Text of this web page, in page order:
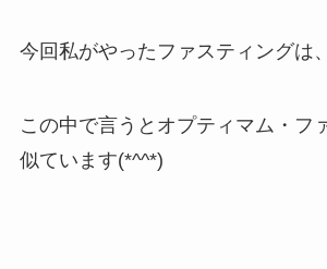
今回私がやったファスティングは、
この中で言うとオプティマム・フ
似ています(*^^*)